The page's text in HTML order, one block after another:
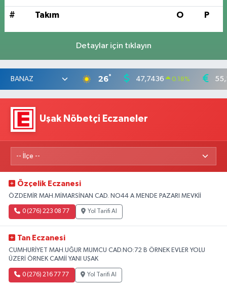
# Takım O P
Detaylar için tıklayın
26° 47,7436 0.18%
Uşak Nöbetçi Eczaneler
Özçelik Eczanesi
ÖZDEMİR MAH.MİMARSİNAN CAD. NO44 A MENDE PAZARI MEVKİİ
0 (276) 223 08 77 Yol Tarifi Al
Tan Eczanesi
CUMHURİYET MAH.UĞUR MUMCU CAD.NO:72 B ÖRNEK EVLER YOLU
ÜZERİ ÖRNEK CAMİİ YANI UŞAK
0 (276) 216 77 77 Yol Tarifi Al